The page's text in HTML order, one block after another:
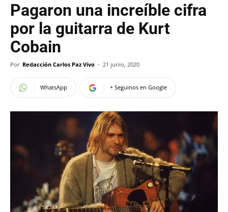
Pagaron una increíble cifra
por la guitarra de Kurt
Cobain
Por Redacción Carlos Paz Vivo - 21 junio, 2020
WhatsApp + Seguinos en Google